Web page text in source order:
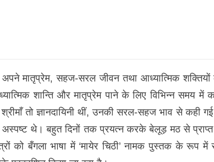
अपने मातृप्रेम, सहज-सरल जीवन तथा आध्यात्मिक शक्तियों
शान्ति और मातृप्रेम पाने के लिए विभिन्न समय में
तो ज्ञानदायिनी थीं, उनकी सरल-सहज भाव से कही गई
अस्पष्ट थे। बहुत दिनों तक प्रयत्न करके बेलूड़ मठ से
को बँगला भाषा में ‘मायेर चिठी’ नामक पुस्तक के रूप